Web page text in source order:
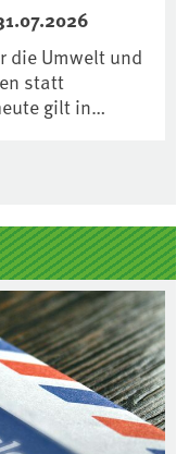
wie sich aus
Böden
fassen & neue
die Umwelt und
statt
gilt in
müssen
für
Ablauf der
zu
anbieten: